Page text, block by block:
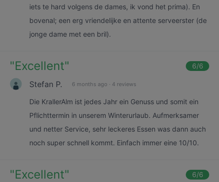
iets te hard volgens de dames, ik vond het prima). En
bovenal; een erg vriendelijke en attente serveerster (de
jonge dame met een bril).
"Excellent" 6/6
Stefan P. 6 months ago · 4 reviews
Die KrallerAlm ist jedes Jahr ein Genuss und somit ein
Pflichttermin in unserem Winterurlaub. Aufmerksamer
und netter Service, sehr leckeres Essen was dann auch
noch super schnell kommt. Einfach immer eine 10/10.
"Excellent" 6/6